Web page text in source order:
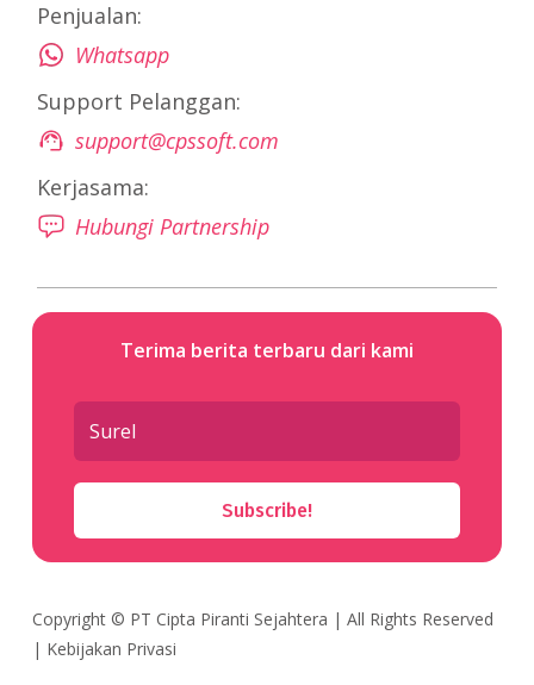
Penjualan:
Whatsapp
Support Pelanggan:
support@cpssoft.com
Kerjasama:
Hubungi Partnership
Terima berita terbaru dari kami
Subscribe!
Copyright © PT Cipta Piranti Sejahtera | All Rights Reserved
| Kebijakan Privasi